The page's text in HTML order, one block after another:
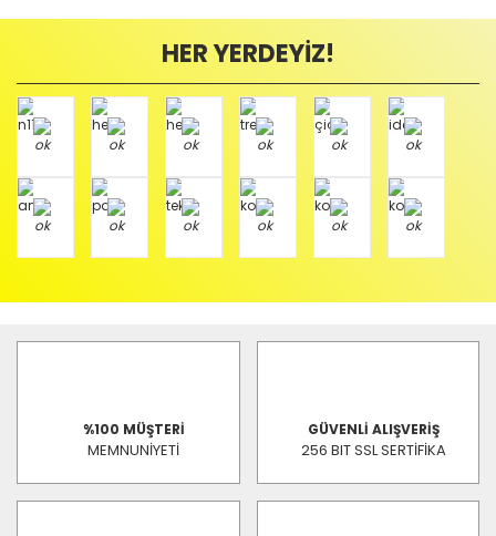
HER YERDEYİZ!
%100 MÜŞTERİ
MEMNUNİYETİ
GÜVENLİ ALIŞVERİŞ
256 BIT SSL SERTİFİKA